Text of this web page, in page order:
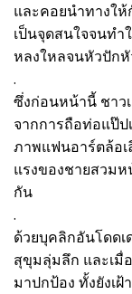
และคอยนำทางให้
เป็นจุดสนใจจนทำ
หลงใหลจนหัวปักหั
.
ซึ่งก่อนหน้านี้ ชาว
จากการถือท่อแป๊
ภาพแฟนอาร์ตล้อ
แรงของชายสวม
กัน
.
ด้วยบุคลิกอันโดด
สุขุมลุ่มลึก และเมื่
มาปกป้อง ทั้งยังเ